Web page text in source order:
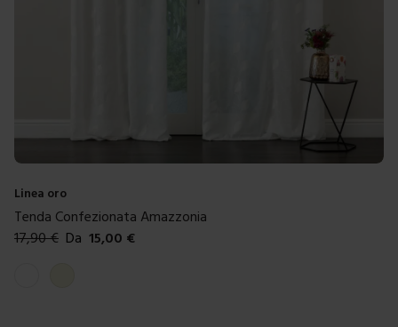
Linea oro
Tenda Confezionata Amazzonia
17,90€ Da 15,00 €